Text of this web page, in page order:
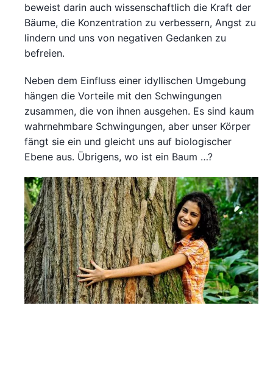
beweist darin auch wissenschaftlich die Kraft der
Bäume, die Konzentration zu verbessern, Angst zu
lindern und uns von negativen Gedanken zu
befreien.
Neben dem Einfluss einer idyllischen Umgebung
hängen die Vorteile mit den Schwingungen
zusammen, die von ihnen ausgehen. Es sind kaum
wahrnehmbare Schwingungen, aber unser Körper
fängt sie ein und gleicht uns auf biologischer
Ebene aus. Übrigens, wo ist ein Baum …?